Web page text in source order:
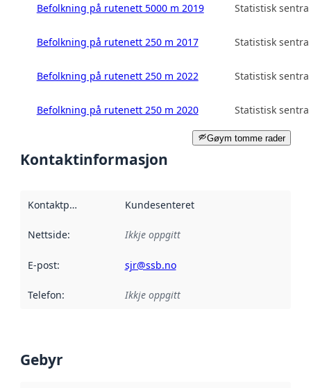
Befolkning på rutenett 5000 m 2019 Statistisk
Befolkning på rutenett 250 m 2017 Statistisk
Befolkning på rutenett 250 m 2022 Statistisk
Befolkning på rutenett 250 m 2020 Statistisk
Gøym tomme rader
Kontaktinformasjon
Kontaktpunkt Kundesenteret
Nettside: Ikkje oppgitt
E-post: sjr@ssb.no
Telefon: Ikkje oppgitt
Gebyr